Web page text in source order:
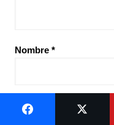
Nombre *
Correo electrónico